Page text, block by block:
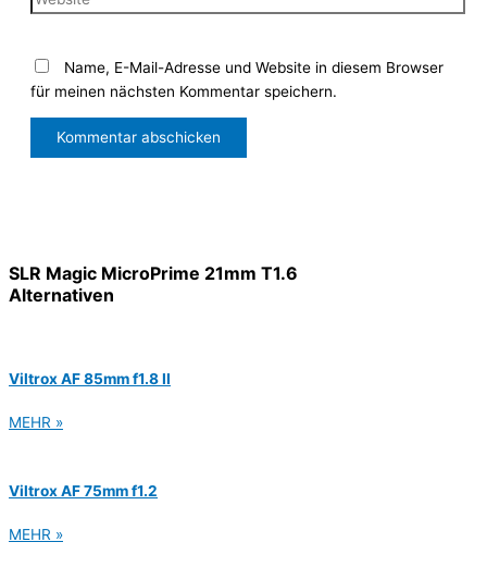
Name, E-Mail-Adresse und Website in diesem Browser
für meinen nächsten Kommentar speichern.
SLR Magic MicroPrime 21mm T1.6
Alternativen
Viltrox AF 85mm f1.8 II
MEHR »
Viltrox AF 75mm f1.2
MEHR »